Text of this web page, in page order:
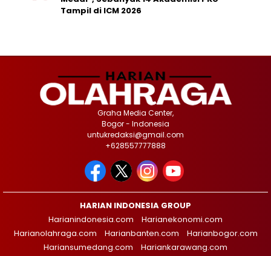
Tampil di ICM 2026
Graha Media Center,
Bogor - Indonesia
untukredaksi@gmail.com
+628557777888
HARIAN INDONESIA GROUP
Harianindonesia.com
Harianekonomi.com
Harianolahraga.com
Harianbanten.com
Harianbogor.com
Hariansumedang.com
Hariankarawang.com